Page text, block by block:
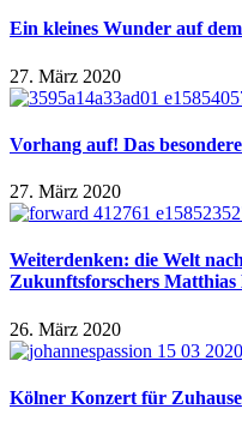
Ein kleines Wunder auf
27. März 2020
Vorhang auf! Das
27. März 2020
Weiterdenken: die Welt
Zukunftsforschers Matthias
26. März 2020
Kölner Konzert für Zuhause